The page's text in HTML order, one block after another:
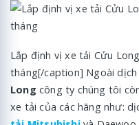
Lắp định vị xe tải Cửu
tháng[/caption] Ngoài dịch
Long công ty chúng tôi
xe tải của các hãng như: